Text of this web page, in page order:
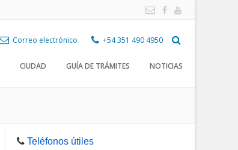
Correo electrónico +54 351 490 4950
CIUDAD GUÍA DE TRÁMITES NOTICIAS
Teléfonos útiles